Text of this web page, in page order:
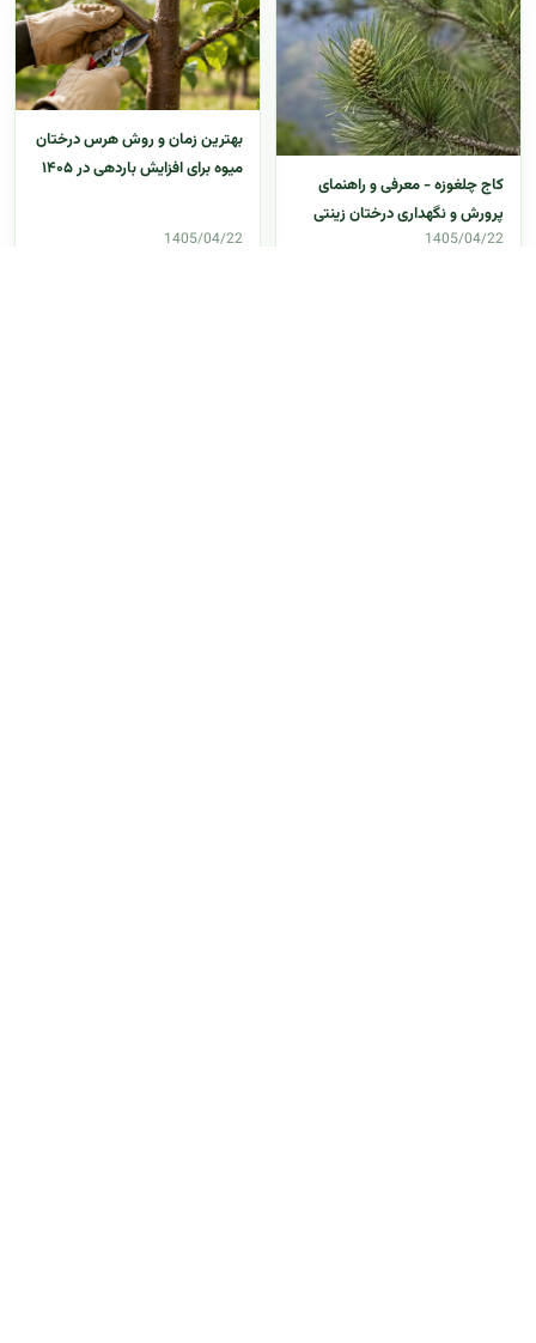
کاج چلغوزه - معرفی و راهنمای
پرورش و نگهداری درختان زینتی
1405/04/22
بهترین زمان و روش هرس درختان
میوه برای افزایش باردهی در ۱۴۰۵
1405/04/22